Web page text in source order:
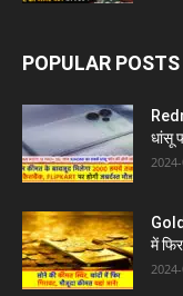
POPULAR POSTS
धांसू
में